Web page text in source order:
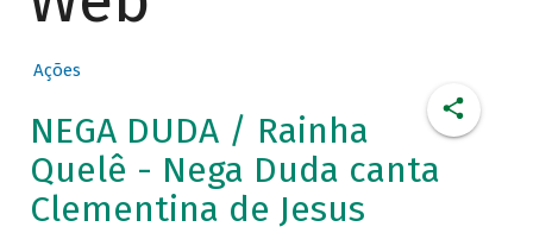
Ações
NEGA DUDA / Rainha
Quelê - Nega Duda canta
Clementina de Jesus